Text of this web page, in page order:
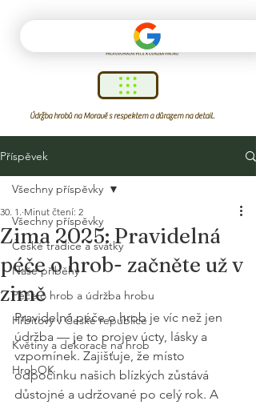
Údržba hrobů na Moravě s respektem a důrazem na detail.
Příspěvek
Všechny příspěvky
České tradice a svátky
Naše příběhy
Péče o hrob a údržba hrobu
Hřbitovy v České republice
Květiny a dekorace na hrob
HrobOK
Všechny příspěvky
Zima 2025: Pravidelná
péče o hrob- začněte už v
zimě
30. 1. Minut čtení: 2
Pravidelná péče o hrob je víc než jen
údržba — je to projev úcty, lásky a
vzpomínek. Zajišťuje, že místo
odpočinku našich blízkých zůstává
důstojné a udržované po celý rok. A